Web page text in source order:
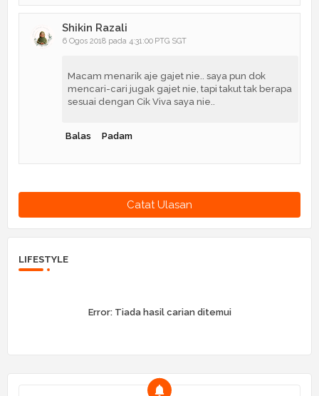
Shikin Razali
6 Ogos 2018 pada 4:31:00 PTG SGT
Macam menarik aje gajet nie.. saya pun dok
mencari-cari jugak gajet nie, tapi takut tak berapa
sesuai dengan Cik Viva saya nie..
Balas Padam
Catat Ulasan
LIFESTYLE
Error:Tiada hasil carian ditemui